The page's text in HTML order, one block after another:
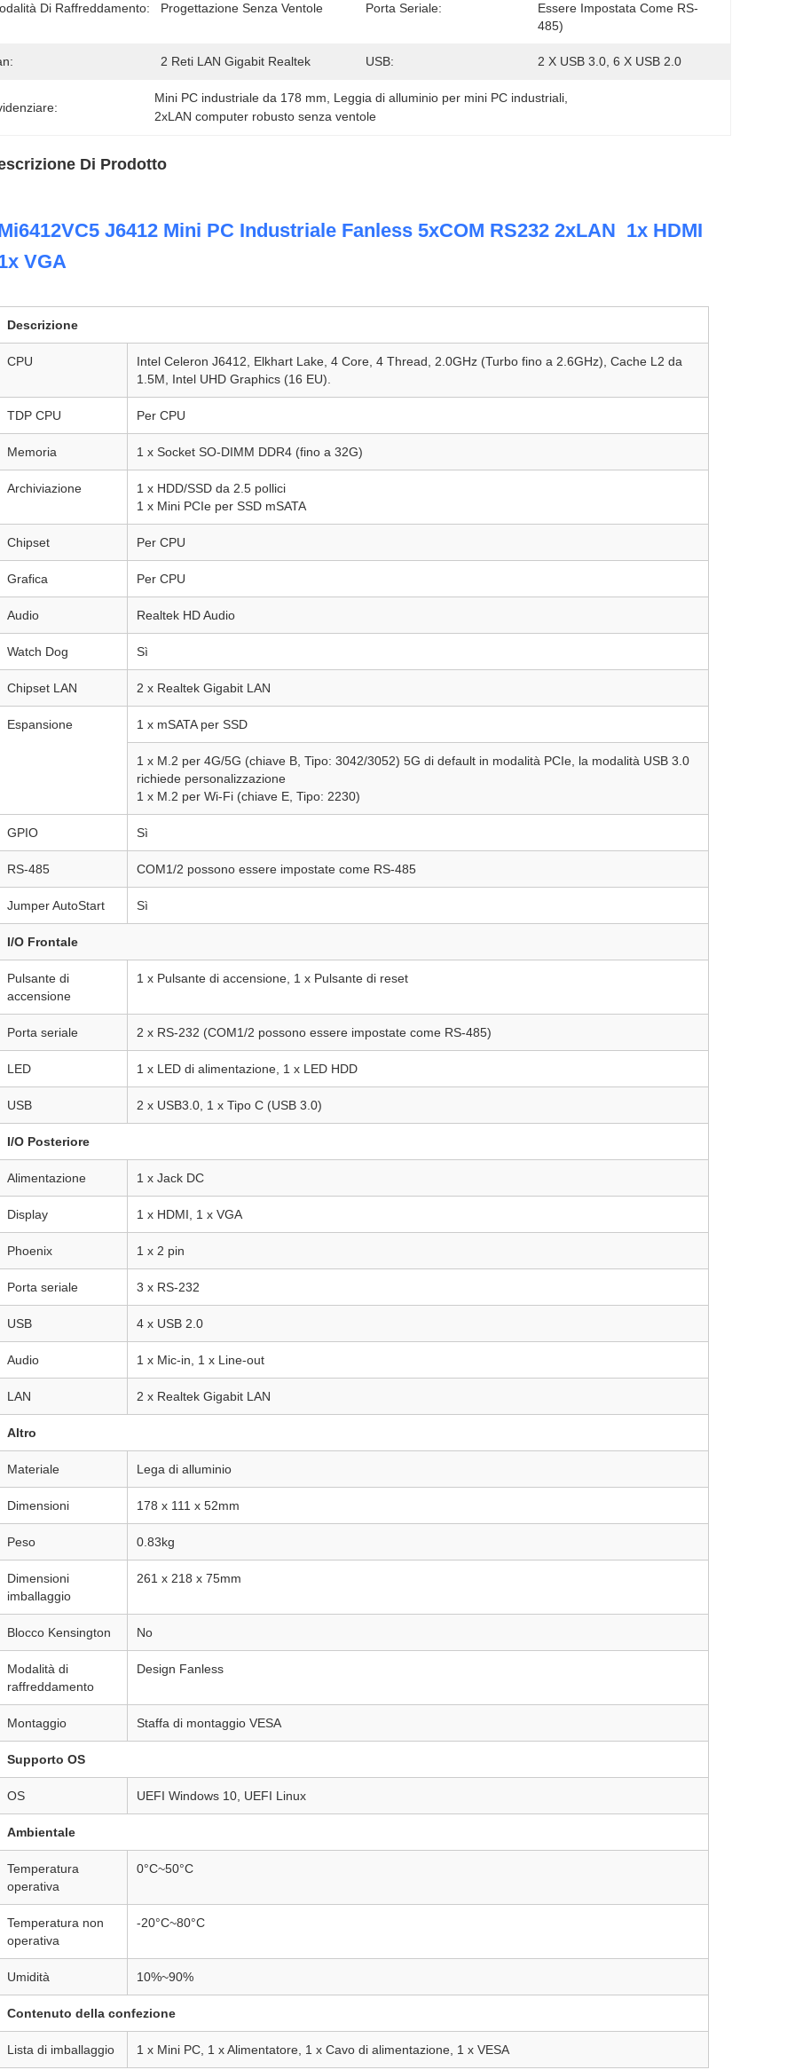
Di Raffreddamento: Progettazione Senza Ventole Porta Seriale:
Essere Impostata Come RS-
485)
2 Reti LAN Gigabit Realtek USB: 2 X USB 3.0, 6 X USB 2.0
Mini PC industriale da 178 mm Leggia di alluminio per mini PC industriali
2xLAN computer robusto senza ventole
Di Prodotto
J6412 Mini PC Industriale Fanless 5xCOM RS232 2xLAN 1x HDMI
VGA
Descrizione
CPU
Intel Celeron J6412, Elkhart Lake, 4 Core, 4 Thread, 2.0GHz (Turbo fino a 2.6GHz), Cache L2 da
1.5M, Intel UHD Graphics (16 EU).
TDP CPU Per CPU
Memoria 1 x Socket SO-DIMM DDR4 (fino a 32G)
Archiviazione
1 x HDD/SSD da 2.5 pollici
1 x Mini PCIe per SSD mSATA
Chipset Per CPU
Grafica Per CPU
Audio Realtek HD Audio
Watch Dog Sì
Chipset LAN 2 x Realtek Gigabit LAN
Espansione 1 x mSATA per SSD
1 x M.2 per 4G/5G (chiave B, Tipo: 3042/3052) 5G di default in modalità PCIe, la modalità USB 3.0
richiede personalizzazione
1 x M.2 per Wi-Fi (chiave E, Tipo: 2230)
GPIO Sì
RS-485 COM1/2 possono essere impostate come RS-485
Jumper AutoStart Sì
I/O Frontale
Pulsante di
accensione
1 x Pulsante di accensione, 1 x Pulsante di reset
Porta seriale 2 x RS-232 (COM1/2 possono essere impostate come RS-485)
LED 1 x LED di alimentazione, 1 x LED HDD
USB 2 x USB3.0, 1 x Tipo C (USB 3.0)
I/O Posteriore
Alimentazione 1 x Jack DC
Display 1 x HDMI, 1 x VGA
Phoenix 1 x 2 pin
Porta seriale 3 x RS-232
USB 4 x USB 2.0
Audio 1 x Mic-in, 1 x Line-out
LAN 2 x Realtek Gigabit LAN
Altro
Materiale Lega di alluminio
Dimensioni 178 x 111 x 52mm
Peso 0.83kg
Dimensioni
imballaggio
261 x 218 x 75mm
Blocco Kensington No
Modalità di
raffreddamento
Design Fanless
Montaggio Staffa di montaggio VESA
Supporto OS
OS UEFI Windows 10, UEFI Linux
Ambientale
Temperatura
operativa
0°C~50°C
Temperatura non
operativa
-20°C~80°C
Umidità 10%~90%
Contenuto della confezione
Lista di imballaggio 1 x Mini PC, 1 x Alimentatore, 1 x Cavo di alimentazione, 1 x VESA